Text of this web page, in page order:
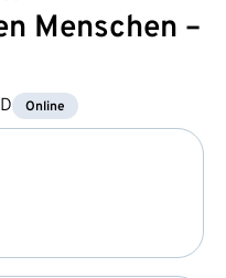
Menschen –
Online